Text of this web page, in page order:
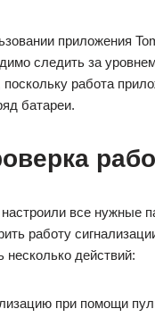
приложения
следить за
работа
батареи.
все нужные
работу
несколько действий:
при помощи